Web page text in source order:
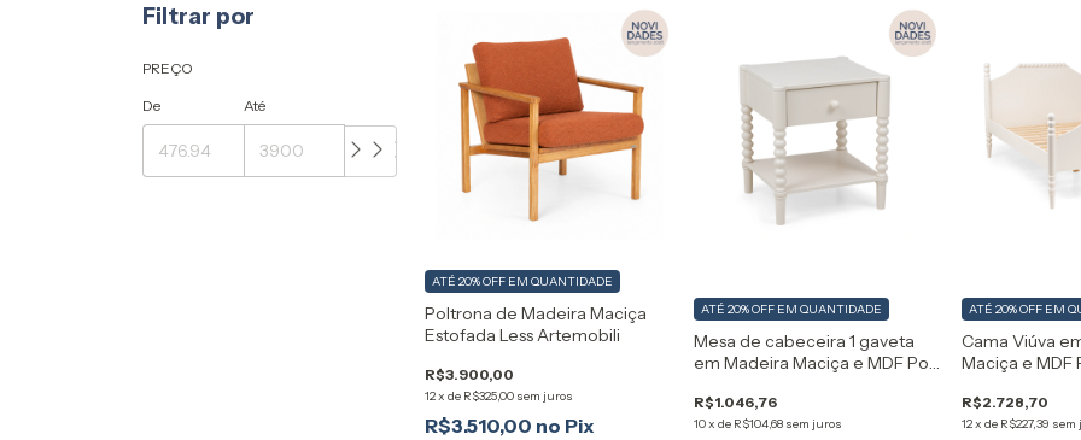
Filtrar por
PREÇO
De Até
Poltrona de Madeira Maciça
Estofada Less Artemobili
R$3.900,00
12xde R$325,00 sem juros
ATÉ 20% OFF EM QUANTIDADE
R$3.510,00
Mesa de cabeceira 1 gaveta
em Madeira Maciça e MDF Poá
R$1.046,76
10x de R$104,68 sem juros
ATÉ 20% OFF EM QUANTIDADE
Cama Viúva
Maciça e MDF
R$2.728,70
12xde R$227,39 sem
ATÉ 20% OFF EM